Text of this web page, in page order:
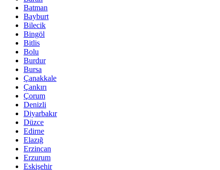
Batman
Bayburt
Bilecik
Bingöl
Bitlis
Bolu
Burdur
Bursa
Çanakkale
Çankırı
Çorum
Denizli
Diyarbakır
Düzce
Edirne
Elazığ
Erzincan
Erzurum
Eskişehir